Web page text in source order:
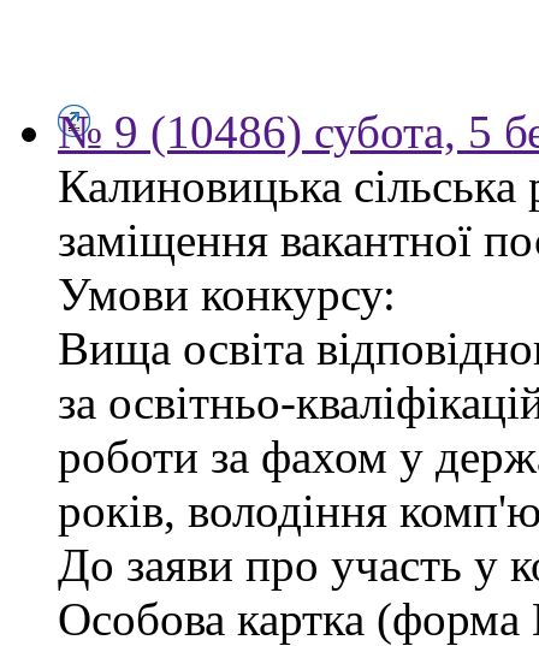
№ 9 (10486) субота, 5
Калиновицька
заміщення вакантної
Умови конкурсу:
Вища освіта
за освітньо-
роботи за фахом у
років, володіння
До заяви про участь у
Особова картка